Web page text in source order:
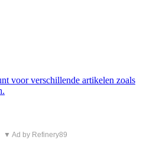
voor verschillende artikelen zoals
▼ Ad by Refinery89